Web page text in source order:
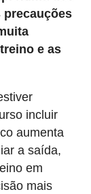
precauções
e as
incluir
aumenta
a saída,
em
mais